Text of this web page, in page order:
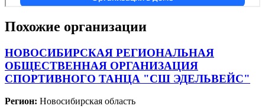
Похожие организации
НОВОСИБИРСКАЯ РЕГИОНАЛЬНАЯ
ОБЩЕСТВЕННАЯ ОРГАНИЗАЦИЯ
СПОРТИВНОГО ТАНЦА "СШ ЭДЕЛЬВЕЙС"
Регион: Новосибирская область